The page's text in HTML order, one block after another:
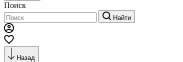
Поиск
Найти
Назад